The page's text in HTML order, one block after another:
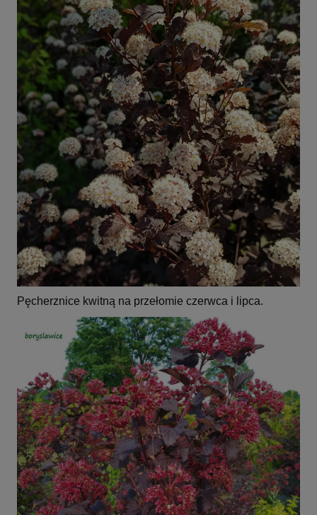
Pęcherznice kwitną na przełomie czerwca i lipca.